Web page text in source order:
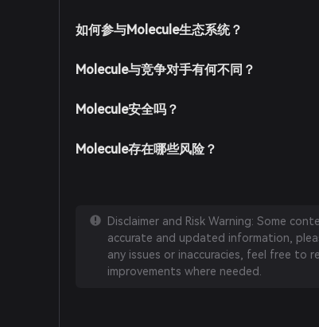
如何参与Molecule生态系统？
Molecule与竞争对手有何不同？
Molecule安全吗？
Molecule存在哪些风险？
Disclaimer and Risk Warning: Some
accurate and updated information,
any issues or inaccuracies, feel free to
improvements where needed.